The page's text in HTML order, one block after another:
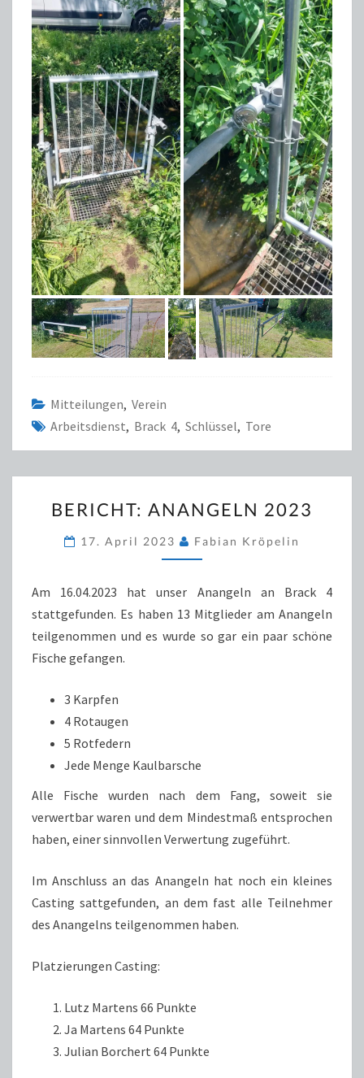
Mitteilungen, Verein
Arbeitsdienst, Brack 4, Schlüssel, Tore
ANANGELN
2023
BERICHT: ANANGELN 2023
17. April 2023 Fabian Kröpelin
Am 16.04.2023 hat unser Anangeln an Brack 4
stattgefunden. Es haben 13 Mitglieder am Anangeln
teilgenommen und es wurde so gar ein paar schöne
Fische gefangen.
3 Karpfen
4 Rotaugen
5 Rotfedern
Jede Menge Kaulbarsche
Alle Fische wurden nach dem Fang, soweit sie
verwertbar waren und dem Mindestmaß entsprochen
haben, einer sinnvollen Verwertung zugeführt.
Im Anschluss an das Anangeln hat noch ein kleines
Casting sattgefunden, an dem fast alle Teilnehmer
des Anangelns teilgenommen haben.
Platzierungen Casting:
Lutz Martens 66 Punkte
Ja Martens 64 Punkte
Julian Borchert 64 Punkte